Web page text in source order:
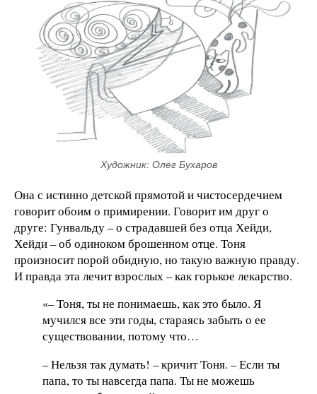
Художник: Олег Бухаров
Она с истинно детской прямотой и чистосердечием
говорит обоим о примирении. Говорит им друг о
друге: Гунвальду – о страдавшей без отца Хейди,
Хейди – об одиноком брошенном отце. Тоня
произносит порой обидную, но такую важную правду.
И правда эта лечит взрослых – как горькое лекарство.
«– Тоня, ты не понимаешь, как это было. Я
мучился все эти годы, стараясь забыть о ее
существовании, потому что…
– Нельзя так думать! – кричит Тоня. – Если ты
папа, то ты навсегда папа. Ты не можешь